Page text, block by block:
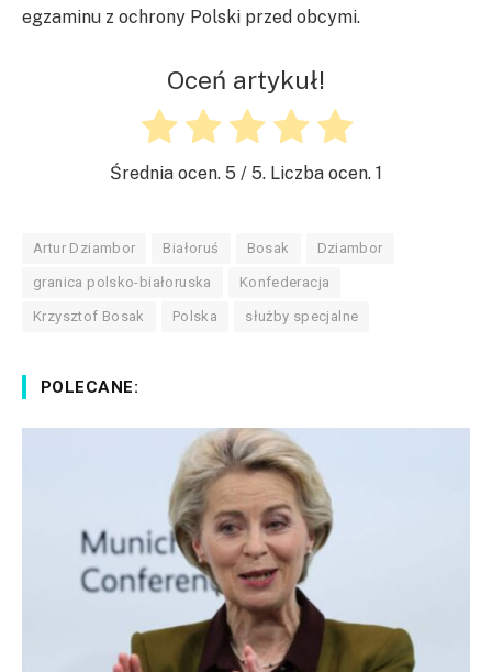
egzaminu z ochrony Polski przed obcymi.
Oceń artykuł!
Średnia ocen. 5 / 5. Liczba ocen. 1
Artur Dziambor Białoruś Bosak Dziambor
granica polsko-białoruska Konfederacja
Krzysztof Bosak Polska służby specjalne
POLECANE: